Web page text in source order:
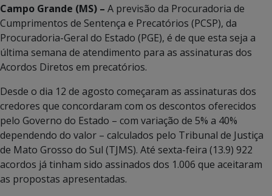
Campo Grande (MS) – A previsão da Procuradoria de
Cumprimentos de Sentença e Precatórios (PCSP), da
Procuradoria-Geral do Estado (PGE), é de que esta seja a
última semana de atendimento para as assinaturas dos
Acordos Diretos em precatórios.
Desde o dia 12 de agosto começaram as assinaturas dos
credores que concordaram com os descontos oferecidos
pelo Governo do Estado – com variação de 5% a 40%
dependendo do valor – calculados pelo Tribunal de Justiça
de Mato Grosso do Sul (TJMS). Até sexta-feira (13.9) 922
acordos já tinham sido assinados dos 1.006 que aceitaram
as propostas apresentadas.